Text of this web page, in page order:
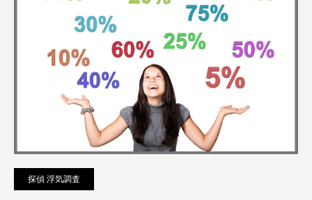
探偵 浮気調査